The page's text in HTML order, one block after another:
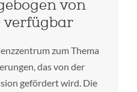
von
verfügbar
zum Thema
das von der
gefördert wird. Die